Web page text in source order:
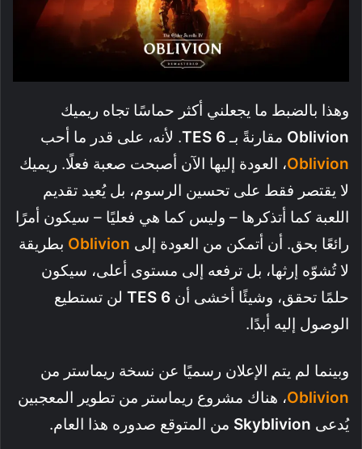
وهذا بالضبط ما يجعلني أكثر حماسًا تجاه ريميك
Oblivion مقارنةً بـTES 6. لأنه، على قدر ما أحب
Oblivion، العودة إليها الآن أصبحت صعبة فعلًا. ريميك
لا يقتصر فقط على تحسين الرسوم، بل يُعيد تقديم
اللعبة كما أتذكرها – وليس كما هي فعليًا – سيكون أمرًا
رائعًا بحق. أن أتمكن من العودة إلى Oblivion بطريقة
لا تُشوّه إرثها، بل ترفعه إلى مستوى أعلى، سيكون
حلمًا تحقق، وشيئًا أخشى أن TES 6 لن تستطيع
الوصول إليه أبدًا.
وبينما لم يتم الإعلان رسميًا عن نسخة ريماستر من
Oblivion، هناك مشروع ريماستر من تطوير المعجبين
يُدعى Skyblivion من المتوقع صدوره هذا العام.